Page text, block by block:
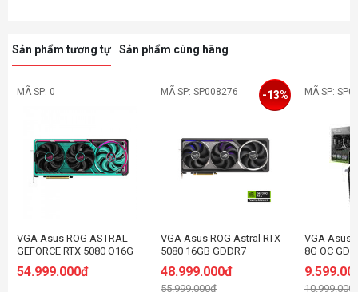
Sản phẩm tương tự Sản phẩm cùng hãng
MÃ SP: 0
VGA Asus ROG ASTRAL
GEFORCE RTX 5080 O16G
54.999.000đ
MÃ SP: SP008276
VGA Asus ROG Astral RTX
5080 16GB GDDR7
48.999.000đ
55.999.000đ
-13% MÃ SP:
VGA Asus
8G OC